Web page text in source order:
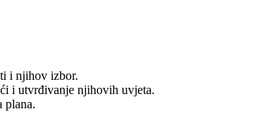
i njihov izbor.
i utvrđivanje njihovih uvjeta.
plana.